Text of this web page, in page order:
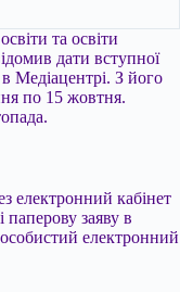
та освіти
дати вступної
Медіацентрі. З його
по 15 жовтня.
електронний кабінет
заяву в
електронний